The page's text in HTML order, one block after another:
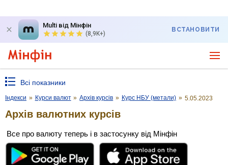
Multi від Мінфін
(8,9K+)
ВСТАНОВИТИ
Всі показники
Індекси » Курси валют » Архів курсів » Курс НБУ (метали) » 5.05.2023
Архів валютних курсів
Все про валюту теперь і в застосунку від Мінфін